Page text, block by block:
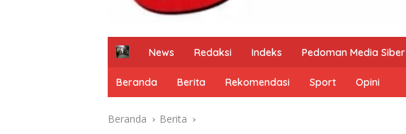
H
e
News Redaksi Indeks Pedoman Media Siber
Beranda Berita Rekomendasi Sport Opini
Beranda Berita